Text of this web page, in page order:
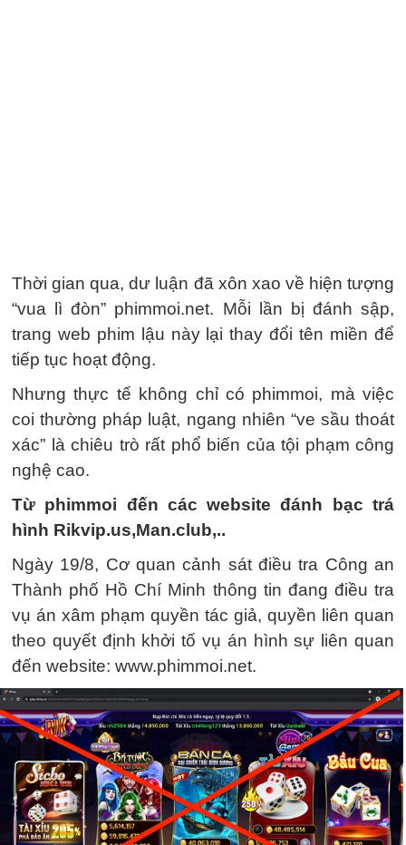
Thời gian qua, dư luận đã xôn xao về hiện tượng
“vua lì đòn” phimmoi.net. Mỗi lần bị đánh sập,
trang web phim lậu này lại thay đổi tên miền để
tiếp tục hoạt động.
Nhưng thực tế không chỉ có phimmoi, mà việc
coi thường pháp luật, ngang nhiên “ve sầu thoát
xác” là chiêu trò rất phổ biến của tội phạm công
nghệ cao.
Từ phimmoi đến các website đánh bạc trá
hình Rikvip.us,Man.club,..
Ngày 19/8, Cơ quan cảnh sát điều tra Công an
Thành phố Hồ Chí Minh thông tin đang điều tra
vụ án xâm phạm quyền tác giả, quyền liên quan
theo quyết định khởi tố vụ án hình sự liên quan
đến website: www.phimmoi.net.